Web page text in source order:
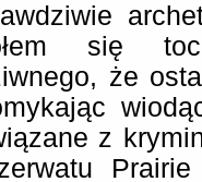
się
że
z